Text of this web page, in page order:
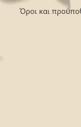
Όροι και